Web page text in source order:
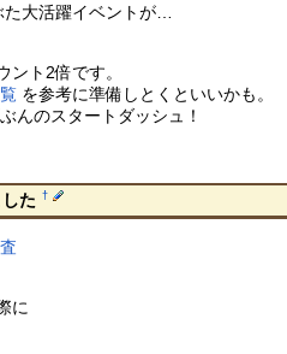
大活躍イベントが…
ント2倍です。
を参考に準備しとくといいかも。
んのスタートダッシュ！
た †
に